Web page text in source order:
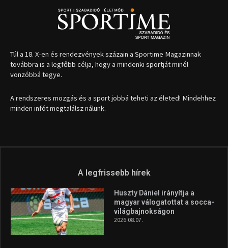
Túl a 18. X-en és rendezvények százain a Sportime Magazinnak
továbbra is a legfőbb célja, hogy a mindenki sportját minél
vonzóbbá tegye.
A rendszeres mozgás és a sport jobbá teheti az életed! Mindehhez
minden infót megtalálsz nálunk.
A legfrissebb hírek
Huszty Dániel irányítja a
magyar válogatottat a socca-
világbajnokságon
2026.08.07.